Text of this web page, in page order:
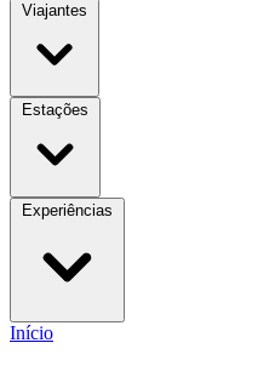
Viajantes
Estações
Experiências
Início